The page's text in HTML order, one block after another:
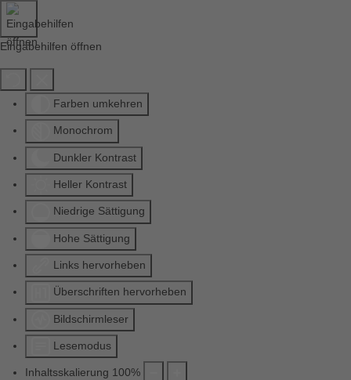
Eingabehilfen öffnen
Farben umkehren
Monochrom
Dunkler Kontrast
Heller Kontrast
Niedrige Sättigung
Hohe Sättigung
Links hervorheben
Überschriften hervorheben
Bildschirmleser
Lesemodus
Inhaltsskalierung 100%